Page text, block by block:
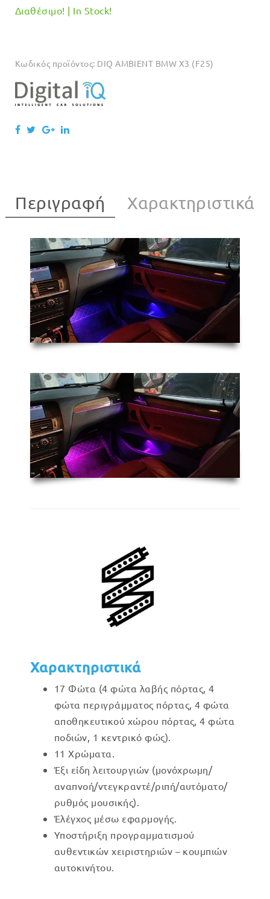
Διαθέσιμο! | In Stock!
Κωδικός προϊόντος: DIQ AMBIENT BMW X3 (F25)
Περιγραφή Χαρακτηριστικά
Χαρακτηριστικά
17 Φώτα (4 φώτα λαβής πόρτας, 4
φώτα περιγράμματος πόρτας, 4 φώτα
αποθηκευτικού χώρου πόρτας, 4 φώτα
ποδιών, 1 κεντρικό φώς).
11 Χρώματα.
Έξι είδη λειτουργιών (μονόχρωμη/
αναπνοή/ντεγκραντέ/ριπή/αυτόματο/
ρυθμός μουσικής).
Έλέγχος μέσω εφαρμογής.
Υποστήριξη προγραμματισμού
αυθεντικών χειριστηριών – κουμπιών
αυτοκινήτου.